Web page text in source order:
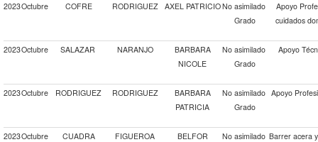
2023Octubre COFRE RODRIGUEZ AXEL PATRICIONo asimilado
Grado
Apoyo
cuidados
2023Octubre SALAZAR NARANJO
BARBARA
NICOLE
No asimilado
Grado
Apoyo
2023Octubre RODRIGUEZ RODRIGUEZ
BARBARA
PATRICIA
No asimilado
Grado
Apoyo
2023Octubre CUADRA FIGUEROA
BELFOR
No asimilado Barrer acera